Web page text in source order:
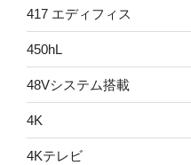
417 エディフィス
450hL
48Vシステム搭載
4K
4Kテレビ